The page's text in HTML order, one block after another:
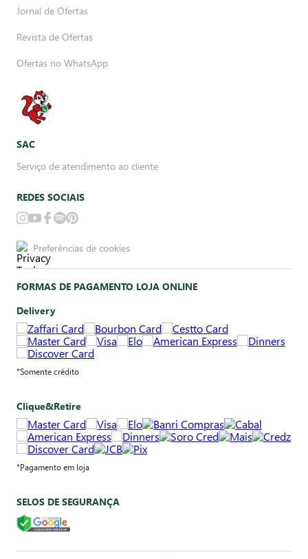
Jornal de Ofertas
Revista de Ofertas
Ofertas no WhatsApp
SAC
Serviço de atendimento ao cliente
REDES SOCIAIS
Preferências de cookies
FORMAS DE PAGAMENTO LOJA ONLINE
Delivery
*Somente crédito
Clique&Retire
*Pagamento em loja
SELOS DE SEGURANÇA